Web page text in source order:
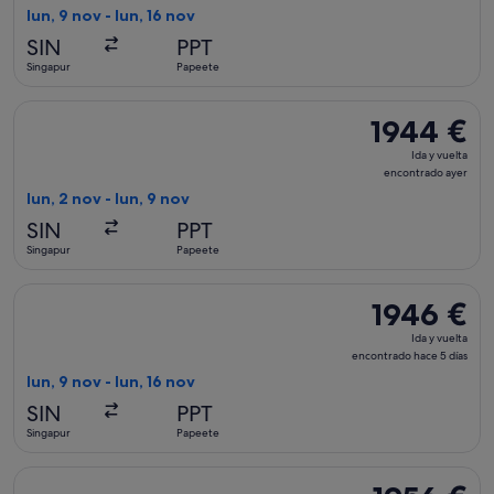
lun, 9 nov - lun, 16 nov
SIN
Singapur
PPT
Papeete
1944 €
Ida
1944 €
Ida y vuelta
encontrado ayer
lun, 2 nov - lun, 9 nov
SIN
Singapur
PPT
Papeete
1946 €
Ida
y
1946 €
Ida y vuelta
encontrado hace 5 días
lun, 9 nov - lun, 16 nov
SIN
Singapur
PPT
Papeete